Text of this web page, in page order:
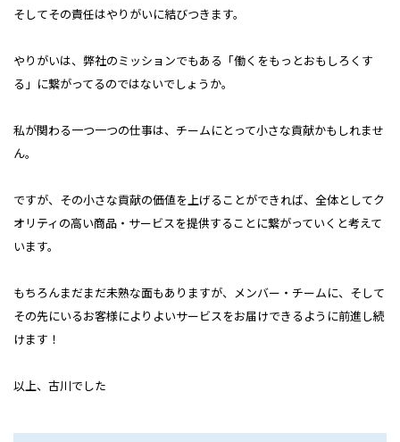
そしてその責任はやりがいに結びつきます。
やりがいは、弊社のミッションでもある「働くをもっとおもしろくす
る」に繋がってるのではないでしょうか。
私が関わる一つ一つの仕事は、チームにとって小さな貢献かもしれませ
ん。
ですが、その小さな貢献の価値を上げることができれば、全体としてク
オリティの高い商品・サービスを提供することに繋がっていくと考えて
います。
もちろんまだまだ未熟な面もありますが、メンバー・チームに、そして
その先にいるお客様によりよいサービスをお届けできるように前進し続
けます！
以上、古川でした